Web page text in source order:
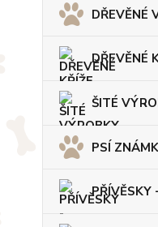
DŘEVĚNÉ
DŘEVĚNÉ
ŠITÉ
PSÍ
PŘÍVĚSKY